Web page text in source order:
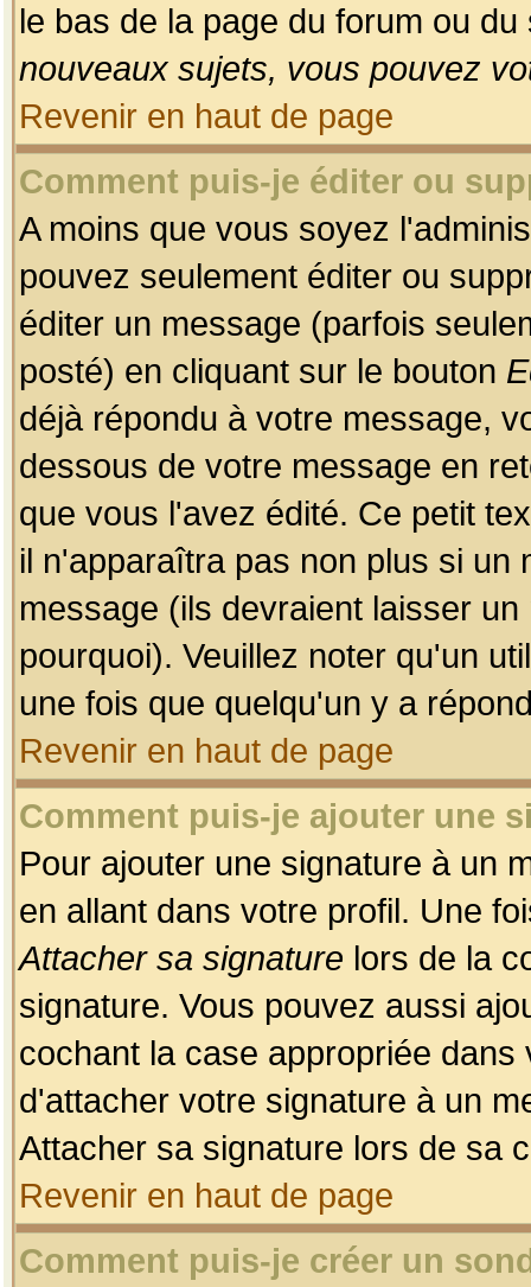
le bas de la page du forum ou
nouveaux sujets, vous pouvez
Revenir en haut de page
Comment puis-je éditer ou
A moins que vous soyez
pouvez seulement éditer ou
éditer un message (parfois
posté) en cliquant sur le bouton
déjà répondu à votre message,
dessous de votre message en
que vous l'avez édité. Ce petit
il n'apparaîtra pas non plus si un
message (ils devraient laisser
pourquoi). Veuillez noter qu'un
une fois que quelqu'un y a
Revenir en haut de page
Comment puis-je ajouter une
Pour ajouter une signature à un
en allant dans votre profil. Une
Attacher sa signature lors de la
signature. Vous pouvez aussi
cochant la case appropriée
d'attacher votre signature à un
Attacher sa signature lors de sa
Revenir en haut de page
Comment puis-je créer un